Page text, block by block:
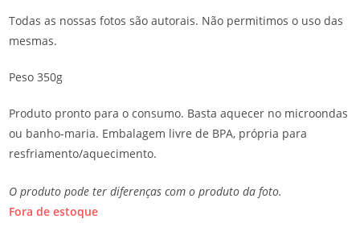
Todas as nossas fotos são autorais. Não permitimos o uso das
mesmas.
Peso 350g
Produto pronto para o consumo. Basta aquecer no microondas
ou banho-maria. Embalagem livre de BPA, própria para
resfriamento/aquecimento.
O produto pode ter diferenças com o produto da foto.
Fora de estoque